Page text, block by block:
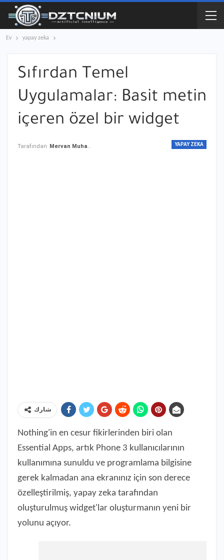
Ev yapay zeka
Sıfırdan Temel
Uygulamalar: Basit metin
içeren özel bir widget
YAPAY ZEKA
Tarafından Mervan Muhammed
شارك
Nothing'in en cesur fikirlerinden biri olan
Essential Apps, artık Phone 3 kullanıcılarının
kullanımına sunuldu ve programlama bilgisine
gerek kalmadan ana ekranınız için son derece
özelleştirilmiş, yapay zeka tarafından
oluşturulmuş widget'lar oluşturmanın yeni bir
yolunu açıyor.